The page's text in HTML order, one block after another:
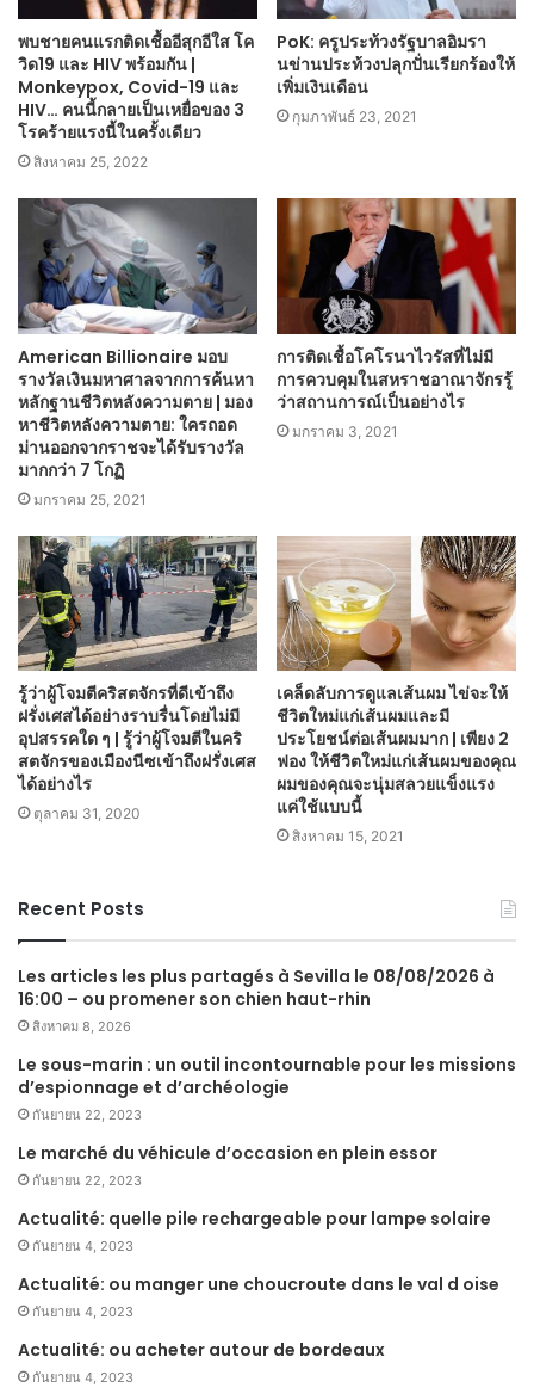
พบชายคนแรกติดเชื้ออีสุกอีใส โค
วิด19 และ HIV พร้อมกัน |
Monkeypox, Covid-19 และ
HIV… คนนี้กลายเป็นเหยื่อของ 3
โรคร้ายแรงนี้ในครั้งเดียว
สิงหาคม 25, 2022
PoK: ครูประท้วงรัฐบาลอิมรา
นข่านประท้วงปลุกปั่นเรียกร้องให้
เพิ่มเงินเดือน
กุมภาพันธ์ 23, 2021
American Billionaire มอบ
รางวัลเงินมหาศาลจากการค้นหา
หลักฐานชีวิตหลังความตาย | มอง
หาชีวิตหลังความตาย: ใครถอด
ม่านออกจากราชจะได้รับรางวัล
มากกว่า 7 โกฏิ
มกราคม 25, 2021
การติดเชื้อโคโรนาไวรัสที่ไม่มี
การควบคุมในสหราชอาณาจักรรู้
ว่าสถานการณ์เป็นอย่างไร
มกราคม 3, 2021
รู้ว่าผู้โจมตีคริสตจักรที่ดีเข้าถึง
ฝรั่งเศสได้อย่างราบรื่นโดยไม่มี
อุปสรรคใด ๆ | รู้ว่าผู้โจมตีในคริ
สตจักรของเมืองนีซเข้าถึงฝรั่งเศส
ได้อย่างไร
ตุลาคม 31, 2020
เคล็ดลับการดูแลเส้นผม ไข่จะให้
ชีวิตใหม่แก่เส้นผมและมี
ประโยชน์ต่อเส้นผมมาก | เพียง 2
ฟอง ให้ชีวิตใหม่แก่เส้นผมของคุณ
ผมของคุณจะนุ่มสลวยแข็งแรง
แค่ใช้แบบนี้
สิงหาคม 15, 2021
Recent Posts
Les articles les plus partagés à Sevilla le 08/08/2026 à
16:00 – ou promener son chien haut-rhin
สิงหาคม 8, 2026
Le sous-marin : un outil incontournable pour les missions
d’espionnage et d’archéologie
กันยายน 22, 2023
Le marché du véhicule d’occasion en plein essor
กันยายน 22, 2023
Actualité: quelle pile rechargeable pour lampe solaire
กันยายน 4, 2023
Actualité: ou manger une choucroute dans le val d oise
กันยายน 4, 2023
Actualité: ou acheter autour de bordeaux
กันยายน 4, 2023